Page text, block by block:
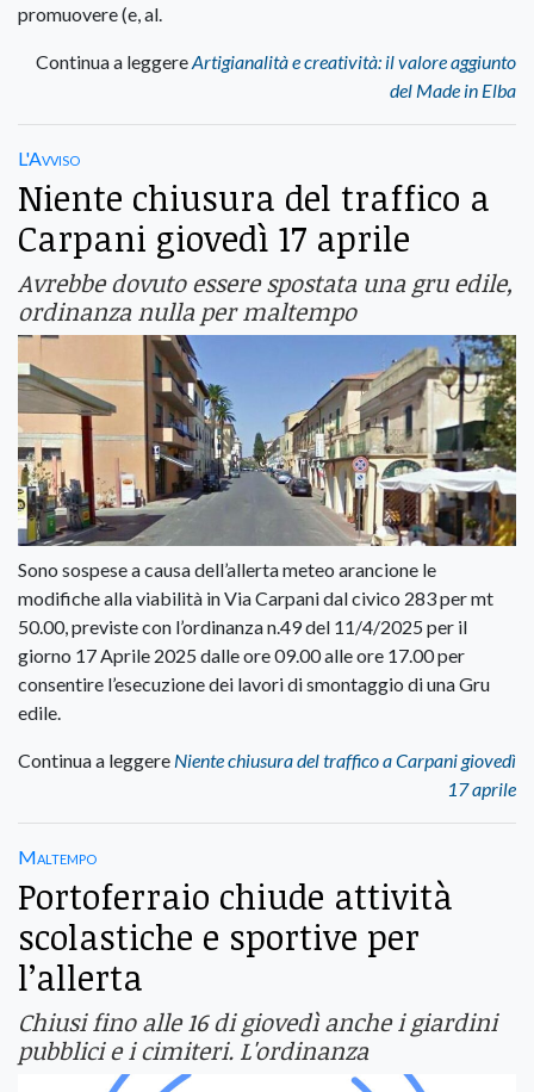
promuovere (e, al.
Continua a leggereArtigianalità e creatività: il valore aggiunto
del Made in Elba
L'Avviso
Niente chiusura del traffico a
Carpani giovedì 17 aprile
Avrebbe dovuto essere spostata una gru edile,
ordinanza nulla per maltempo
Sono sospese a causa dell’allerta meteo arancione le
modifiche alla viabilità in Via Carpani dal civico 283 per mt
50.00, previste con l’ordinanza n.49 del 11/4/2025 per il
giorno 17 Aprile 2025 dalle ore 09.00 alle ore 17.00 per
consentire l’esecuzione dei lavori di smontaggio di una Gru
edile.
Continua a leggere Niente chiusura del traffico a Carpani giovedì
17 aprile
Maltempo
Portoferraio chiude attività
scolastiche e sportive per
l’allerta
Chiusi fino alle 16 di giovedì anche i giardini
pubblici e i cimiteri. L'ordinanza